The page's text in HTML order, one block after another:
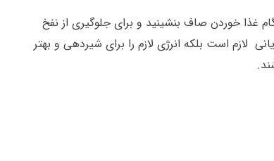
غذا خوردن صاف بنشینید و برای جلوگیری از نفخ
پایانی لازم است بلکه انرژی لازم را برای شیردهی و بهتر